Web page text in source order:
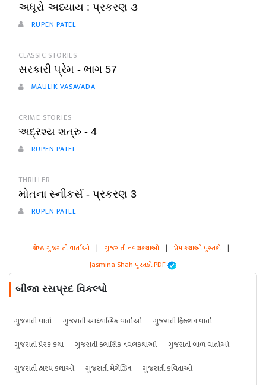
અધૂરો અધ્યાય : પ્રકરણ ૩
RUPEN PATEL
CLASSIC STORIES
સરકારી પ્રેમ - ભાગ 57
MAULIK VASAVADA
CRIME STORIES
અદ્રશ્ય શત્રુ - 4
RUPEN PATEL
THRILLER
મોતના સ્નીકર્સ - પ્રકરણ 3
RUPEN PATEL
શ્રેષ્ઠ ગુજરાતી વાર્તાઓ | ગુજરાતી નવલકથાઓ | પ્રેમ કથાઓ પુસ્તકો |
Jasmina Shah પુસ્તકો PDF
બીજા રસપ્રદ વિકલ્પો
ગુજરાતી વાર્તા ગુજરાતી આધ્યાત્મિક વાર્તાઓ
ગુજરાતી ફિક્શન વાર્તા
ગુજરાતી પ્રેરક કથા
ગુજરાતી ક્લાસિક નવલકથાઓ
ગુજરાતી બાળ વાર્તાઓ
ગુજરાતી હાસ્ય કથાઓ
ગુજરાતી મેગેઝિન
ગુજરાતી કવિતાઓ